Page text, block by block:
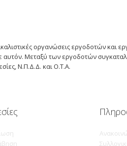
οργανώσεις εργοδοτών
Μεταξύ των εργοδοτών
Ν.Π.Δ.Δ. και Ο.Τ.Α.